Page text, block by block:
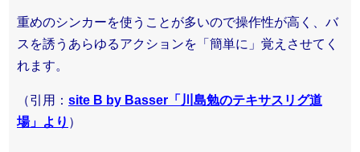
重めのシンカーを使うことが多いので操作性が高く、バ
スを誘うあらゆるアクションを「簡単に」覚えさせてく
れます。
（引用： site B by Basser「川島勉のテキサスリグ道
場」より ）